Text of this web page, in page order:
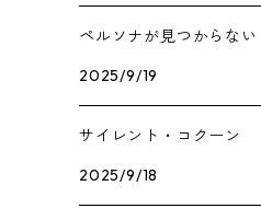
ペルソナが見つからない
2025/9/19
サイレント・コクーン
2025/9/18